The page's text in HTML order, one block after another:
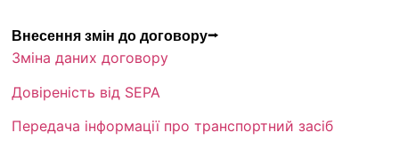
Внесення змін до договору⭢
Зміна даних договору
Довіреність від SEPA
Передача інформації про транспортний засіб